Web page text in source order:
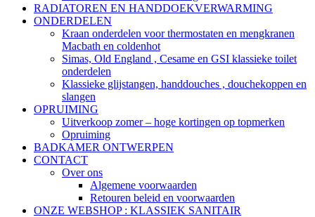
RADIATOREN EN HANDDOEKVERWARMING
ONDERDELEN
Kraan onderdelen voor thermostaten en mengkranen
Macbath en coldenhot
Simas, Old England , Cesame en GSI klassieke toilet
onderdelen
Klassieke glijstangen, handdouches , douchekoppen en
slangen
OPRUIMING
Uitverkoop zomer – hoge kortingen op topmerken
Opruiming
BADKAMER ONTWERPEN
CONTACT
Over ons
Algemene voorwaarden
Retouren beleid en voorwaarden
ONZE WEBSHOP : KLASSIEK SANITAIR